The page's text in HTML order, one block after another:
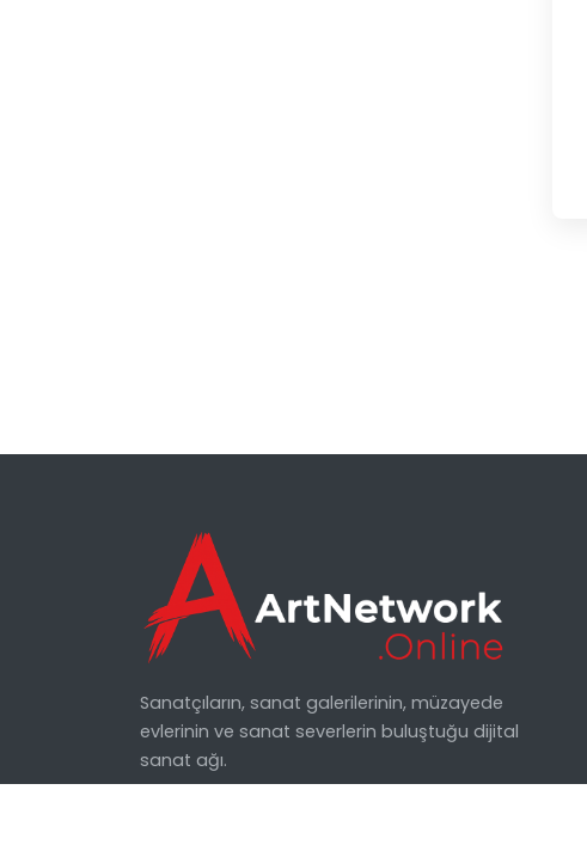
Sanatçıların, sanat galerilerinin, müzayede
evlerinin ve sanat severlerin buluştuğu dijital
sanat ağı.